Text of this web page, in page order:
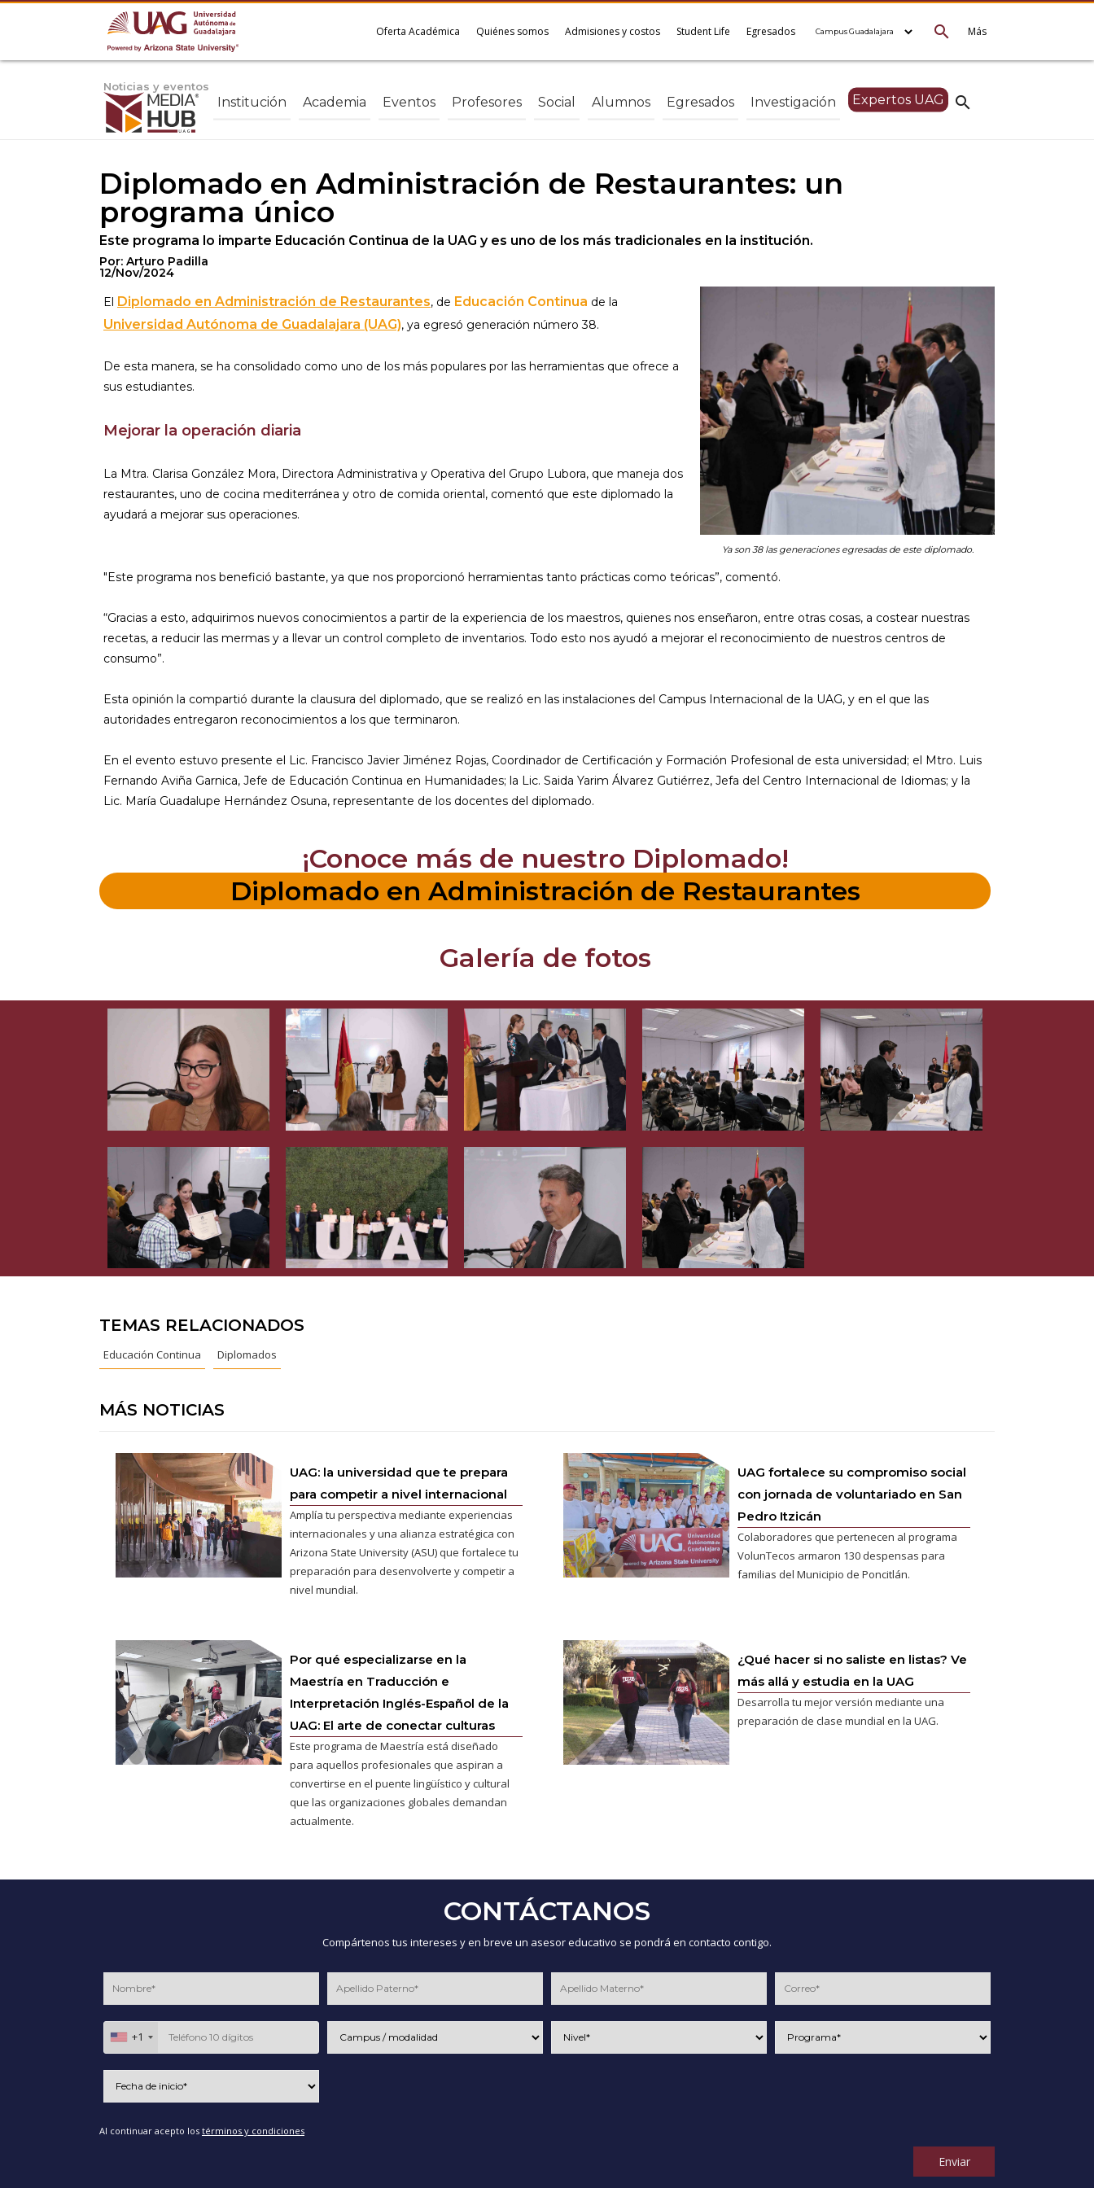
Más
search
Oferta Académica Quiénes somos Admisiones y costos Student Life Egresados
Noticias y eventos
search
Institución Academia Eventos Profesores Social Alumnos Egresados Investigación Expertos UAG
Diplomado en Administración de Restaurantes: un
programa único
Este programa lo imparte Educación Continua de la UAG y es uno de los más tradicionales en la institución.
Por: Arturo Padilla
12/Nov/2024
El Diplomado en Administración de Restaurantes, de Educación Continua de la
Universidad Autónoma de Guadalajara (UAG), ya egresó generación número 38.
De esta manera, se ha consolidado como uno de los más populares por las herramientas que ofrece a
sus estudiantes.
Mejorar la operación diaria
La Mtra. Clarisa González Mora, Directora Administrativa y Operativa del Grupo Lubora, que maneja dos
restaurantes, uno de cocina mediterránea y otro de comida oriental, comentó que este diplomado la
ayudará a mejorar sus operaciones.
Ya son 38 las generaciones egresadas de este diplomado.
"Este programa nos benefició bastante, ya que nos proporcionó herramientas tanto prácticas como teóricas”, comentó.
“Gracias a esto, adquirimos nuevos conocimientos a partir de la experiencia de los maestros, quienes nos enseñaron, entre otras cosas, a costear nuestras
recetas, a reducir las mermas y a llevar un control completo de inventarios. Todo esto nos ayudó a mejorar el reconocimiento de nuestros centros de
consumo”.
Esta opinión la compartió durante la clausura del diplomado, que se realizó en las instalaciones del Campus Internacional de la UAG, y en el que las
autoridades entregaron reconocimientos a los que terminaron.
En el evento estuvo presente el Lic. Francisco Javier Jiménez Rojas, Coordinador de Certificación y Formación Profesional de esta universidad; el Mtro. Luis
Fernando Aviña Garnica, Jefe de Educación Continua en Humanidades; la Lic. Saida Yarim Álvarez Gutiérrez, Jefa del Centro Internacional de Idiomas; y la
Lic. María Guadalupe Hernández Osuna, representante de los docentes del diplomado.
¡Conoce más de nuestro Diplomado!
Diplomado en Administración de Restaurantes
Galería de fotos
TEMAS RELACIONADOS
Educación Continua Diplomados
MÁS NOTICIAS
UAG: la universidad que te prepara
para competir a nivel internacional
Amplía tu perspectiva mediante experiencias
internacionales y una alianza estratégica con
Arizona State University (ASU) que fortalece tu
preparación para desenvolverte y competir a
nivel mundial.
UAG fortalece su compromiso social
con jornada de voluntariado en San
Pedro Itzicán
Colaboradores que pertenecen al programa
VolunTecos armaron 130 despensas para
familias del Municipio de Poncitlán.
Por qué especializarse en la
Maestría en Traducción e
Interpretación Inglés-Español de la
UAG: El arte de conectar culturas
Este programa de Maestría está diseñado
para aquellos profesionales que aspiran a
convertirse en el puente lingüístico y cultural
que las organizaciones globales demandan
actualmente.
¿Qué hacer si no saliste en listas? Ve
más allá y estudia en la UAG
Desarrolla tu mejor versión mediante una
preparación de clase mundial en la UAG.
CONTÁCTANOS
Compártenos tus intereses y en breve un asesor educativo se pondrá en contacto contigo.
+1
Al continuar acepto los términos y condiciones
Enviar